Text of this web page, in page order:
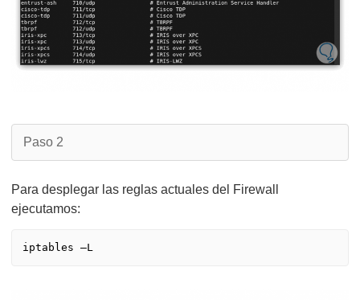
Paso 2
Para desplegar las reglas actuales del Firewall
ejecutamos: